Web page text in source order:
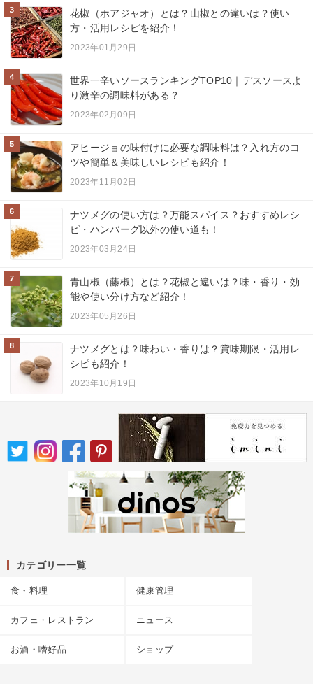
3
花椒（ホアジャオ）とは？山椒との違いは？使い
方・活用レシピを紹介！
2023年01月29日
4
世界一辛いソースランキングTOP10｜デスソースよ
り激辛の調味料がある？
2023年02月09日
5
アヒージョの味付けに必要な調味料は？入れ方のコ
ツや簡単＆美味しいレシピも紹介！
2023年11月02日
6
ナツメグの使い方は？万能スパイス？おすすめレシ
ピ・ハンバーグ以外の使い道も！
2023年03月24日
7
青山椒（藤椒）とは？花椒と違いは？味・香り・効
能や使い分け方など紹介！
2023年05月26日
8
ナツメグとは？味わい・香りは？賞味期限・活用レ
シピも紹介！
2023年10月19日
カテゴリー一覧
食・料理 健康管理
カフェ・レストラン ニュース
お酒・嗜好品 ショップ